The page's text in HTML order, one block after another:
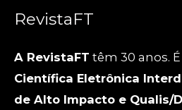
RevistaFT
A RevistaFT têm 30 anos.
Científica Eletrônica
de Alto Impacto e Qualis/